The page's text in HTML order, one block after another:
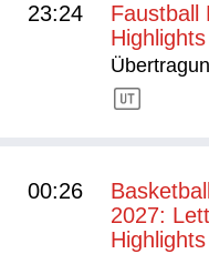
23:24
Faustball
00:26
2027: